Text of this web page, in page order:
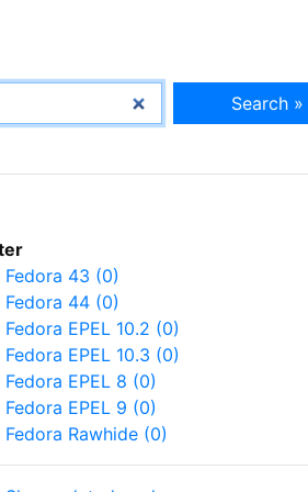
Search »
Fedora 43 (0)
Fedora 44 (0)
Fedora EPEL 10.2 (0)
Fedora EPEL 10.3 (0)
Fedora EPEL 8 (0)
Fedora EPEL 9 (0)
Fedora Rawhide (0)